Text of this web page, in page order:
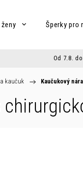
Šperky pro
Od 7.8.
a kaučuk / Kaučukový